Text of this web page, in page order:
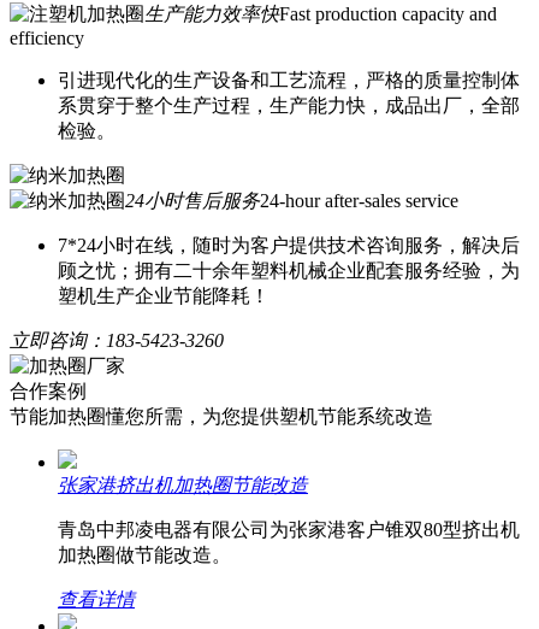
生产能力效率快Fast production capacity and
efficiency
引进现代化的生产设备和工艺流程，严格的质量控制体
系贯穿于整个生产过程，生产能力快，成品出厂，全部
检验。
24小时售后服务24-hour after-sales service
7*24小时在线，随时为客户提供技术咨询服务，解决后
顾之忧；拥有二十余年塑料机械企业配套服务经验，为
塑机生产企业节能降耗！
立即咨询： 183-5423-3260
合作案例
节能加热圈懂您所需，为您提供塑机节能系统改造
张家港挤出机加热圈节能改造
青岛中邦凌电器有限公司为张家港客户锥双80型挤出机
加热圈做节能改造。
查看详情